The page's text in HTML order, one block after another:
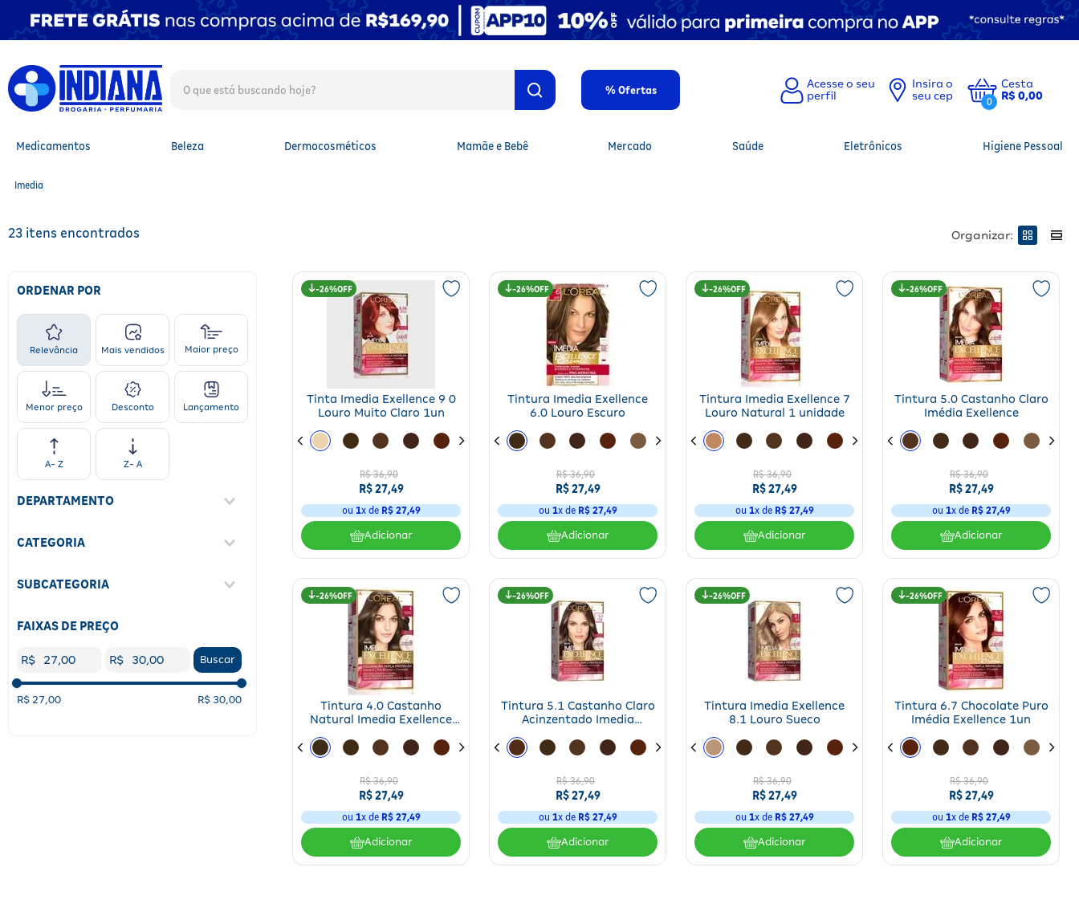
% Ofertas
Insira o
seu cep
0
Cesta
R$ 0,00
Medicamentos Beleza Dermocosméticos Mamãe e Bebê Mercado Saúde Eletrônicos Higiene Pessoal
Imedia
23 Organizar:
ORDENAR POR
Relevância Mais vendidos Maior preço
Menor preço Desconto Lançamento
A- Z Z- A
CATEGORIA
DEPARTAMENTO
SUBCATEGORIA
FAIXAS DE PREÇO
R$ R$ Buscar
R$ 27,00 R$ 30,00
26%
Tinta Imedia Exellence 9 0
Louro Muito Claro 1un
R$ 36,90
R$ 27,49
ou 1x de R$ 27,49
Adicionar
26%
Tintura Imedia Exellence
6.0 Louro Escuro
R$ 36,90
R$ 27,49
ou 1x de R$ 27,49
Adicionar
26%
Tintura Imedia Exellence 7
Louro Natural 1 unidade
R$ 36,90
R$ 27,49
ou 1x de R$ 27,49
Adicionar
26%
Tintura 5.0 Castanho Claro
Imédia Exellence
R$ 36,90
R$ 27,49
ou 1x de R$ 27,49
Adicionar
26%
Tintura 4.0 Castanho
Natural Imedia Exellence
R$ 36,90
R$ 27,49
ou 1x de R$ 27,49
Adicionar
26%
Tintura 5.1 Castanho Claro
Acinzentado Imedia
R$ 36,90
R$ 27,49
ou 1x de R$ 27,49
Adicionar
26%
Tintura Imedia Exellence
8.1 Louro Sueco
R$ 36,90
R$ 27,49
ou 1x de R$ 27,49
Adicionar
26%
Tintura 6.7 Chocolate Puro
Imédia Exellence 1un
R$ 36,90
R$ 27,49
ou 1x de R$ 27,49
Adicionar
TERMOS MAIS BUSCADOS
1º
fralda
lenço umedecido
º